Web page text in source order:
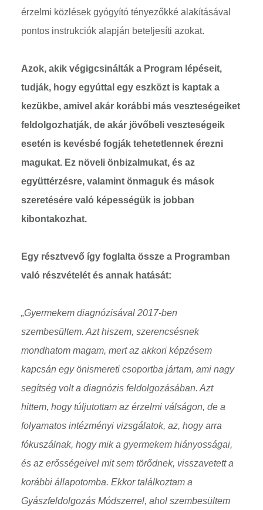
érzelmi közlések gyógyító tényezőkké alakításával
pontos instrukciók alapján beteljesíti azokat.
Azok, akik végigcsinálták a Program lépéseit,
tudják, hogy egyúttal egy eszközt is kaptak a
kezükbe, amivel akár korábbi más veszteségeiket
feldolgozhatják, de akár jövőbeli veszteségeik
esetén is kevésbé fogják tehetetlennek érezni
magukat. Ez növeli önbizalmukat, és az
együttérzésre, valamint önmaguk és mások
szeretésére való képességük is jobban
kibontakozhat.
Egy résztvevő így foglalta össze a Programban
való részvételét és annak hatását:
„Gyermekem diagnózisával 2017-ben
szembesültem. Azt hiszem, szerencsésnek
mondhatom magam, mert az akkori képzésem
kapcsán egy önismereti csoportba jártam, ami nagy
segítség volt a diagnózis feldolgozásában. Azt
hittem, hogy túljutottam az érzelmi válságon, de a
folyamatos intézményi vizsgálatok, az, hogy arra
fókuszálnak, hogy mik a gyermekem hiányosságai,
és az erősségeivel mit sem törődnek, visszavetett a
korábbi állapotomba. Ekkor találkoztam a
Gyászfeldolgozás Módszerrel, ahol szembesültem